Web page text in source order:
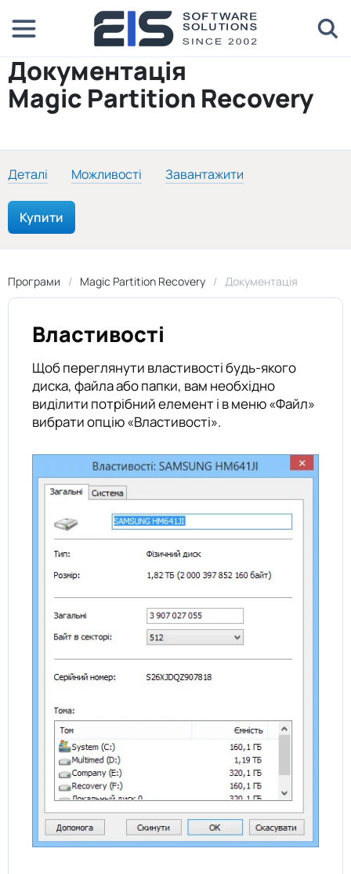
Документація
Magic Partition Recovery
Деталі Можливості Завантажити
Купити
Програми Magic Partition Recovery Документація
Властивості
Щоб переглянути властивості будь-якого
диска, файла або папки, вам необхідно
виділити потрібний елемент і в меню «Файл»
вибрати опцію «Властивості».